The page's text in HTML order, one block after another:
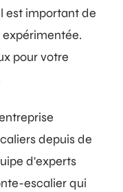
est important de
pour votre
depuis de
d'experts
escalier qui